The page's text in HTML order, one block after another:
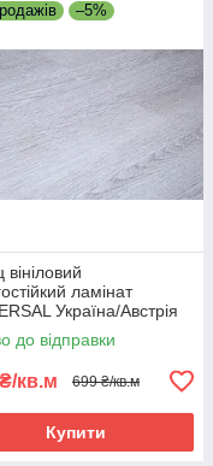
–5%
вініловий
ламінат
Україна/Австрія
42 клас
до відправки
₴/кв.м 699 ₴/кв.м
Купити